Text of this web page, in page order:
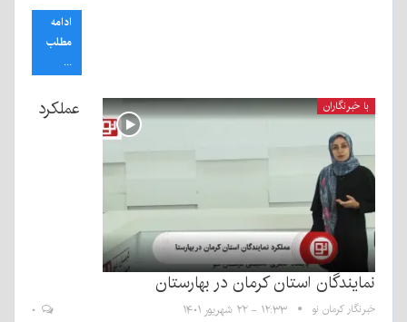
ادامه
مطلب
...
با خبرنگاران عملکرد
نمایندگان استان کرمان در بهارستان
خبرنگار کرمان نو ۱۲:۳۳ - ۲۲ شهریور ۱۴۰۱